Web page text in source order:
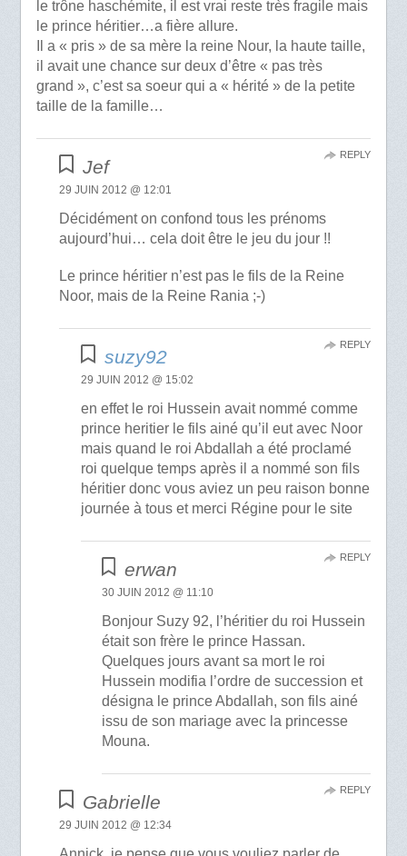
le trône haschémite, il est vrai reste très fragile mais
le prince héritier…a fière allure.
Il a « pris » de sa mère la reine Nour, la haute taille,
il avait une chance sur deux d’être « pas très
grand », c’est sa soeur qui a « hérité » de la petite
taille de la famille…
Jef
29 JUIN 2012 @ 12:01
Décidément on confond tous les prénoms
aujourd’hui… cela doit être le jeu du jour !!
Le prince héritier n’est pas le fils de la Reine
Noor, mais de la Reine Rania ;-)
REPLY
suzy92
29 JUIN 2012 @ 15:02
en effet le roi Hussein avait nommé comme
prince heritier le fils ainé qu’il eut avec Noor
mais quand le roi Abdallah a été proclamé
roi quelque temps après il a nommé son fils
héritier donc vous aviez un peu raison bonne
journée à tous et merci Régine pour le site
REPLY
erwan
30 JUIN 2012 @ 11:10
Bonjour Suzy 92, l’héritier du roi Hussein
était son frère le prince Hassan.
Quelques jours avant sa mort le roi
Hussein modifia l’ordre de succession et
désigna le prince Abdallah, son fils ainé
issu de son mariage avec la princesse
Mouna.
REPLY
Gabrielle
29 JUIN 2012 @ 12:34
REPLY